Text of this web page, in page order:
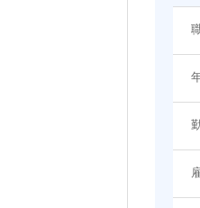
システムエンジニア（制御
関わるプロジェクト・ジ